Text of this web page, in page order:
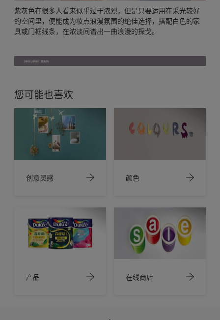
紫灰色在很多人看来似乎过于浓烈，但是只要运用在采光较好
的空间里，便能成为妆点浪漫氛围的绝佳选择，搭配白色的家
具或门框线条，在浓淡间谱出一曲浪漫的探戈。
您可能也喜欢
创意灵感 颜色
产品 在线商店